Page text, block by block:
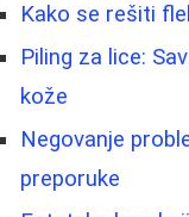
Kako se rešiti
Piling za lice:
kože
Negovanje
preporuke